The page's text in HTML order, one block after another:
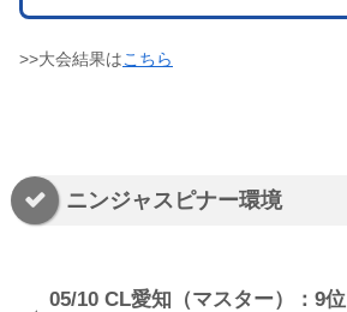
>>大会結果はこちら
ニンジャスピナー環境
05/10 CL愛知（マスター）：9位